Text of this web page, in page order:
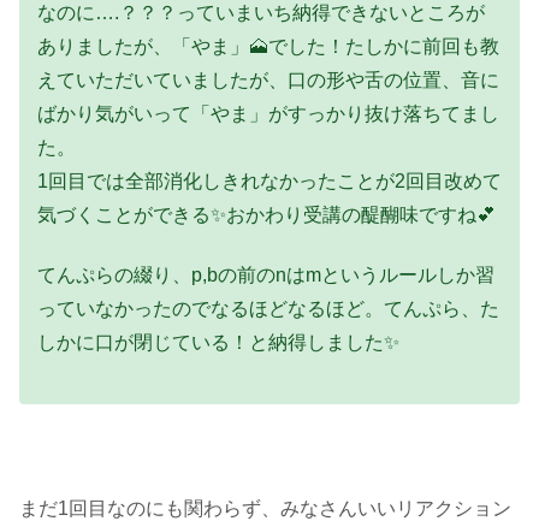
なのに….？？？っていまいち納得できないところが
ありましたが、「やま」🗻でした！たしかに前回も教
えていただいていましたが、口の形や舌の位置、音に
ばかり気がいって「やま」がすっかり抜け落ちてまし
た。
1回目では全部消化しきれなかったことが2回目改めて
気づくことができる✨おかわり受講の醍醐味ですね💕
てんぷらの綴り、p,bの前のnはmというルールしか習
っていなかったのでなるほどなるほど。てんぷら、た
しかに口が閉じている！と納得しました✨
まだ1回目なのにも関わらず、みなさんいいリアクション